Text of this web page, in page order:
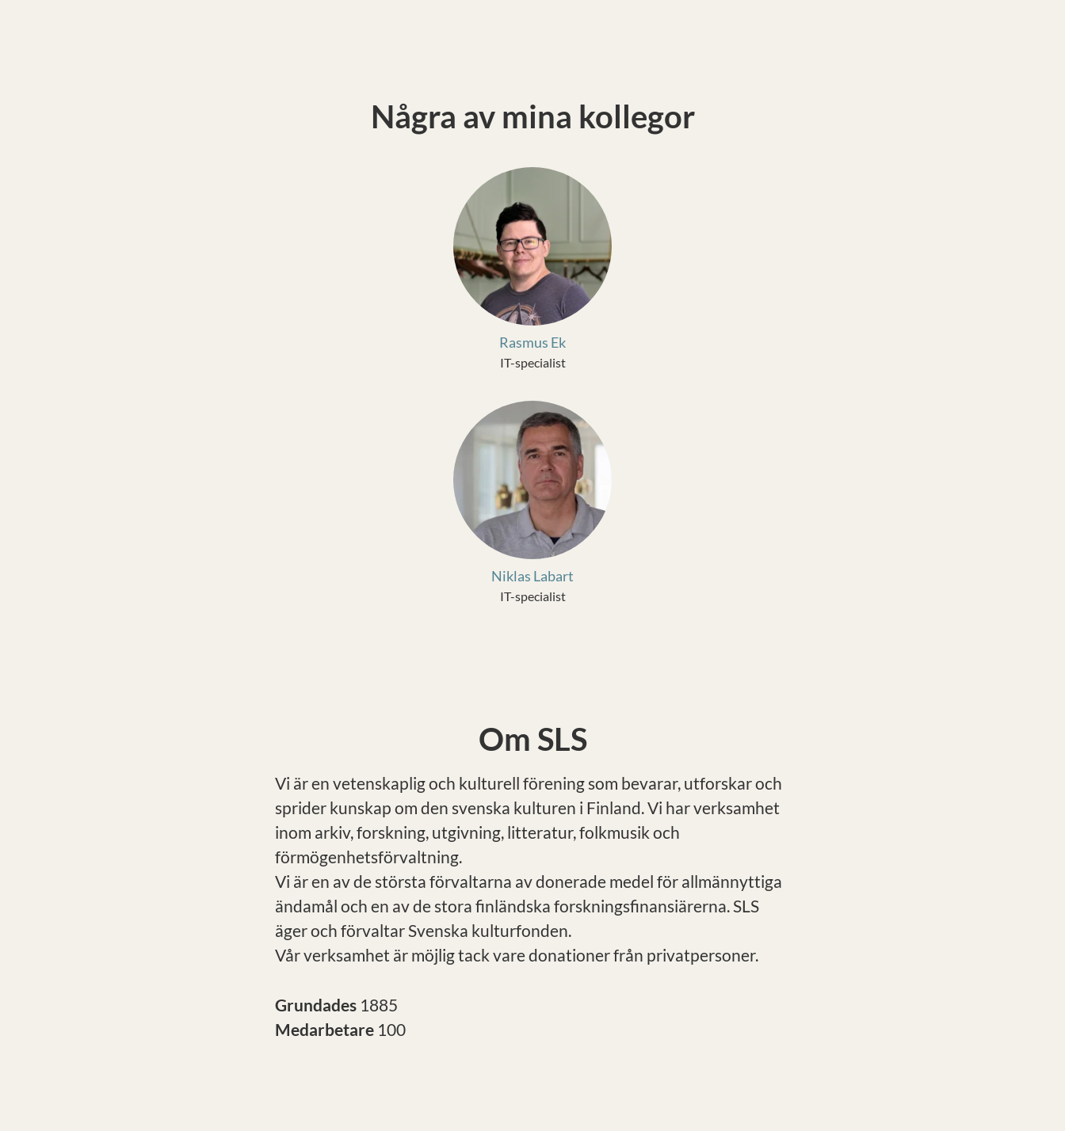
Några av mina kollegor
Rasmus Ek
IT-specialist
Niklas Labart
IT-specialist
Om SLS
Vi är en vetenskaplig och kulturell förening som bevarar, utforskar och
sprider kunskap om den svenska kulturen i Finland. Vi har verksamhet
inom arkiv, forskning, utgivning, litteratur, folkmusik och
förmögenhetsförvaltning.
Vi är en av de största förvaltarna av donerade medel för allmännyttiga
ändamål och en av de stora finländska forskningsfinansiärerna. SLS
äger och förvaltar Svenska kulturfonden.
Vår verksamhet är möjlig tack vare donationer från privatpersoner.
Grundades 1885
Medarbetare 100